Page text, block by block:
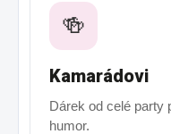
🍻
Kamarádovi
Dárek od celé party
humor.